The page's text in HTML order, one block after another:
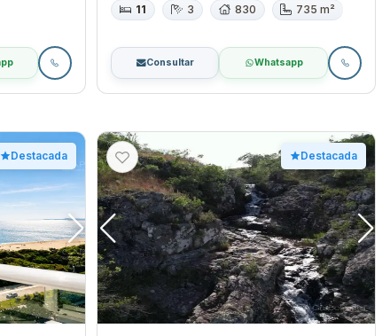
11 3 830 735 m²
Consultar Whatsapp
Destacada Destacada